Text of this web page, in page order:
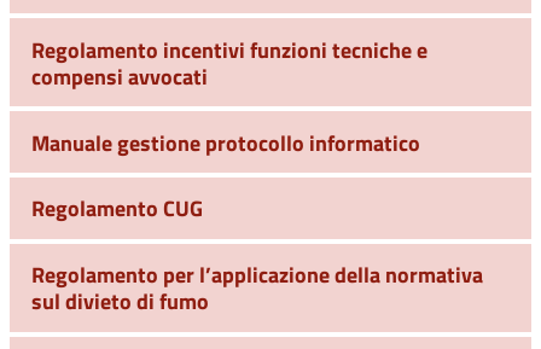
Regolamento incentivi funzioni tecniche e
compensi avvocati
Manuale gestione protocollo informatico
Regolamento CUG
Regolamento per l’applicazione della normativa
sul divieto di fumo